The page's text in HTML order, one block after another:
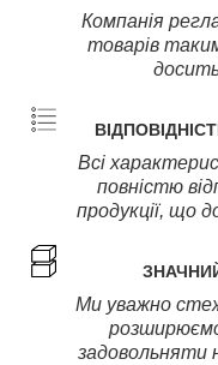
Компанія
товарів
Всі
повністю
продукції, що
Ми уважно
задовольняти